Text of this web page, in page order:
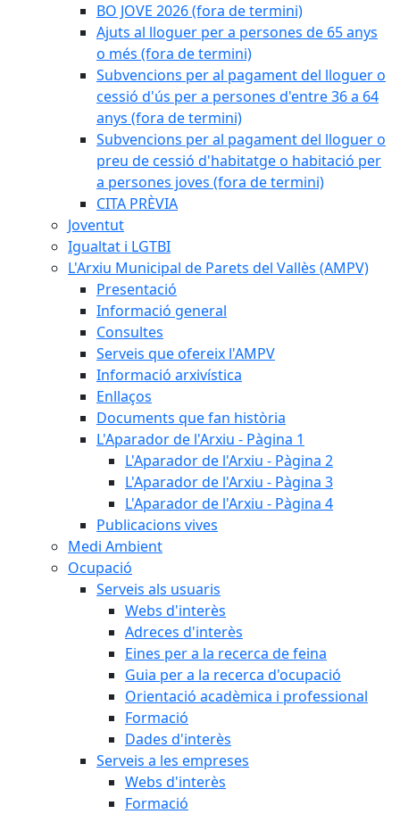
BO JOVE 2026 (fora de termini)
Ajuts al lloguer per a persones de 65 anys
o més (fora de termini)
Subvencions per al pagament del lloguer o
cessió d'ús per a persones d'entre 36 a 64
anys (fora de termini)
Subvencions per al pagament del lloguer o
preu de cessió d'habitatge o habitació per
a persones joves (fora de termini)
CITA PRÈVIA
Joventut
Igualtat i LGTBI
L'Arxiu Municipal de Parets del Vallès (AMPV)
Presentació
Informació general
Consultes
Serveis que ofereix l'AMPV
Informació arxivística
Enllaços
Documents que fan història
L'Aparador de l'Arxiu - Pàgina 1
L'Aparador de l'Arxiu - Pàgina 2
L'Aparador de l'Arxiu - Pàgina 3
L'Aparador de l'Arxiu - Pàgina 4
Publicacions vives
Medi Ambient
Ocupació
Serveis als usuaris
Webs d'interès
Adreces d'interès
Eines per a la recerca de feina
Guia per a la recerca d'ocupació
Orientació acadèmica i professional
Formació
Dades d'interès
Serveis a les empreses
Webs d'interès
Formació